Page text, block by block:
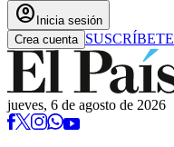
account_circle Inicia sesión
Crea cuenta SUSCRÍBETE
jueves, 6 de agosto de 2026